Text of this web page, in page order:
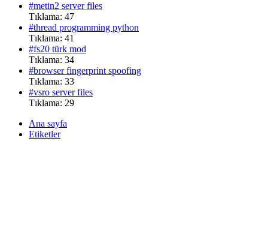
#metin2 server files
Tıklama: 47
#thread programming python
Tıklama: 41
#fs20 türk mod
Tıklama: 34
#browser fingerprint spoofing
Tıklama: 33
#vsro server files
Tıklama: 29
Ana sayfa
Etiketler